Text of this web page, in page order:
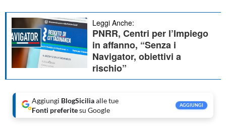
Leggi Anche:
PNRR, Centri per l’Impiego
in affanno, “Senza i
Navigator, obiettivi a
rischio”
Aggiungi BlogSiciliaalle tue
Fonti preferitesu Google
AGGIUNGI